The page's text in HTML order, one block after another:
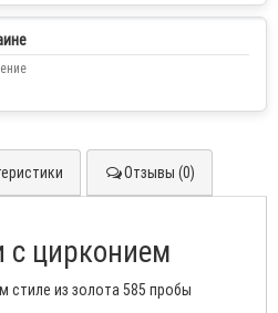
Отзывы (0)
с цирконием
стиле из золота 585 пробы